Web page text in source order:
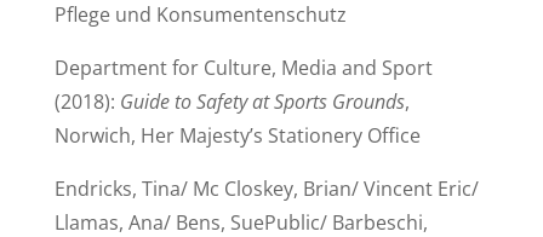
Pflege und Konsumentenschutz
Department for Culture, Media and Sport
(2018): Guide to Safety at Sports Grounds,
Norwich, Her Majesty’s Stationery Office
Endricks, Tina/ Mc Closkey, Brian/ Vincent Eric/
Llamas, Ana/ Bens, SuePublic/ Barbeschi,